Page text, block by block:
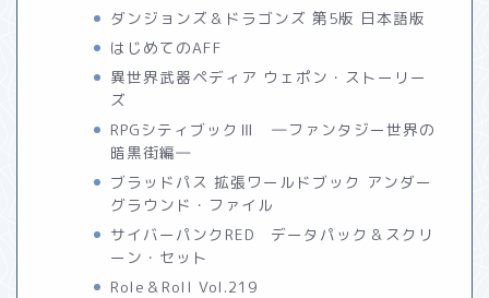
ダンジョンズ＆ドラゴンズ 第5版 日本語版
はじめてのAFF
異世界武器ペディア ウェポン・ストーリー
ズ
RPGシティブックⅢ ―ファンタジー世界の
暗黒街編―
ブラッドパス 拡張ワールドブック アンダー
グラウンド・ファイル
サイバーパンクRED データパック＆スクリ
ーン・セット
Role＆Roll Vol.219